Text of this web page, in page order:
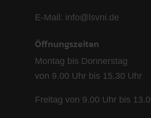
E-Mail: info@lsvni.de
Öffnungszeiten
Montag bis Donnerstag
von 9.00 Uhr bis 15.30 Uhr
Freitag von 9.00 Uhr bis